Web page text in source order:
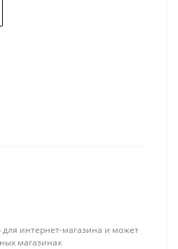
для интернет-магазина и может
магазинах